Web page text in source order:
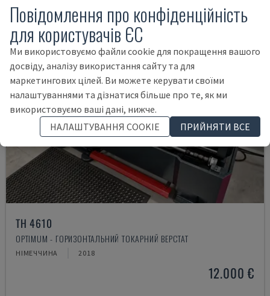
TH 4610
OPTIMUM - ГОРИЗОНТАЛЬНИЙ ТОКАРНИЙ ВЕРСТАТ
НІМЕЧЧИНА 2018
12.000 €
Повідомлення про конфіденційність
для користувачів ЄС
Ми використовуємо файли cookie для покращення вашого
досвіду, аналізу використання сайту та для
маркетингових цілей. Ви можете керувати своїми
налаштуваннями та дізнатися більше про те, як ми
використовуємо ваші дані, нижче.
НАЛАШТУВАННЯ COOKIE
ПРИЙНЯТИ ВСЕ